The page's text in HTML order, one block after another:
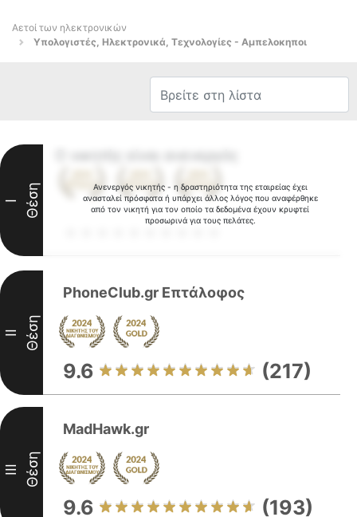
Αετοί των ηλεκτρονικών
Υπολογιστές, Ηλεκτρονικά, Τεχνολογίες - Αμπελοκηποι
Ανενεργός νικητής - η δραστηριότητα της εταιρείας έχει
ανασταλεί πρόσφατα ή υπάρχει άλλος λόγος που αναφέρθηκε
από τον νικητή για τον οποίο τα δεδομένα έχουν κρυφτεί
προσωρινά για τους πελάτες.
I Θέση
II Θέση
PhoneClub.gr Επτάλοφος
9.6 (217)
III Θέση
MadHawk.gr
9.6 (193)